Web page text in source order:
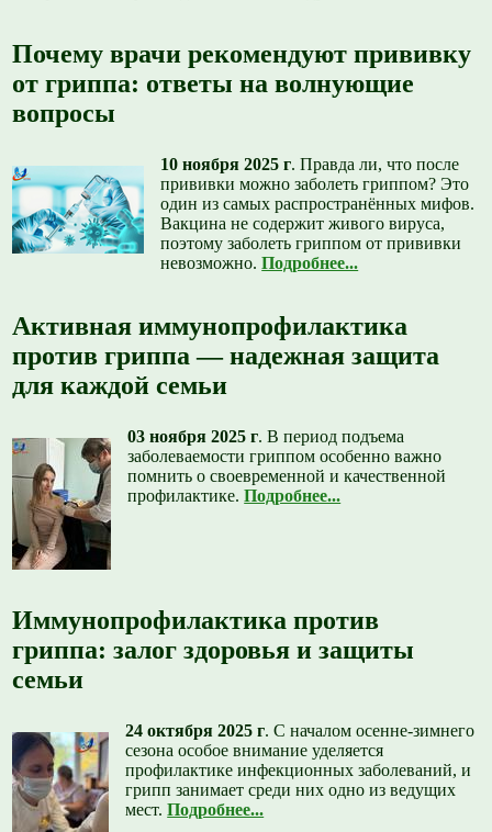
Почему врачи рекомендуют прививку
от гриппа: ответы на волнующие
вопросы
10 ноября 2025 г.Правда ли, что после
прививки можно заболеть гриппом? Это
один из самых распространённых мифов.
Вакцина не содержит живого вируса,
поэтому заболеть гриппом от прививки
невозможно.Подробнее...
Активная иммунопрофилактика
против гриппа — надежная защита
для каждой семьи
03 ноября 2025 г.В период подъема
заболеваемости гриппом особенно важно
помнить о своевременной и качественной
профилактике.Подробнее...
Иммунопрофилактика против
гриппа: залог здоровья и защиты
семьи
24 октября 2025 г.С началом осенне-зимнего
сезона особое внимание уделяется
профилактике инфекционных заболеваний, и
грипп занимает среди них одно из ведущих
мест.Подробнее...